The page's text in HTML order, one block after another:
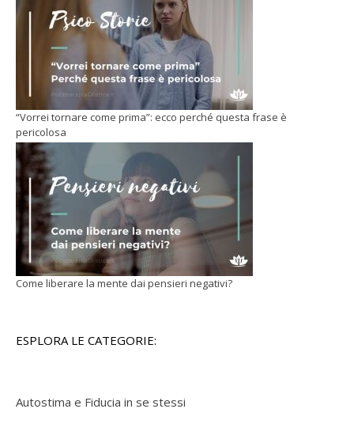
“Vorrei tornare come prima”: ecco perché questa frase è
pericolosa
Come liberare la mente dai pensieri negativi?
ESPLORA LE CATEGORIE:
Autostima e Fiducia in se stessi